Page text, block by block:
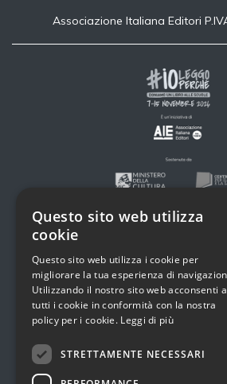
Associazione Italiana Editori
Questo sito web utilizza
cookie
Questo sito web utilizza i cookie per
migliorare la tua esperienza di
Utilizzando il nostro sito web acconsenti a
tutti i cookie in conformità con la nostra
policy per i cookie. Leggi di più
STRETTAMENTE NECESSARI